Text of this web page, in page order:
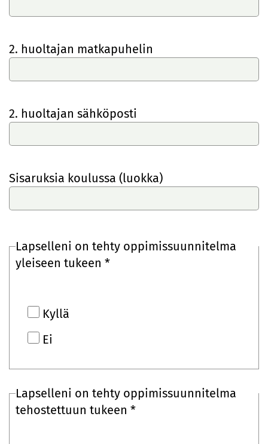
2. huoltajan matkapuhelin
2. huoltajan sähköposti
Sisaruksia koulussa (luokka)
Lapselleni on tehty oppimissuunnitelma
yleiseen tukeen *
Kyllä
Ei
Lapselleni on tehty oppimissuunnitelma
tehostettuun tukeen *